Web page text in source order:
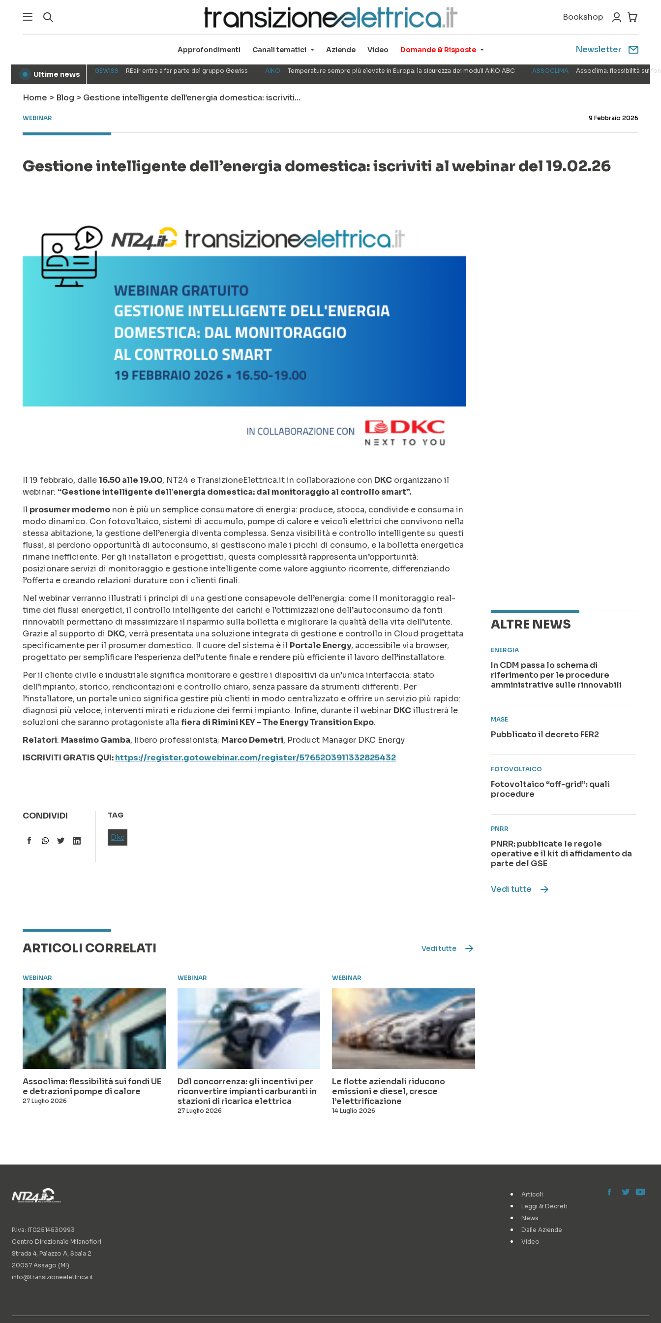
Bookshop
Approfondimenti Canali tematici Aziende Video Domande & Risposte Newsletter
● Ultime news GEWISS REair entra a far parte del gruppo Gewiss AIKO Temperature sempre più elevate in Europa: la sicurezza dei moduli AIKO ABC ASSOCLIMA Assoclima: flessibilità sui
Home > Blog > Gestione intelligente dell’energia domestica: iscriviti…
WEBINAR 9 Febbraio 2026
Gestione intelligente dell’energia domestica: iscriviti al webinar del 19.02.26
Il 19 febbraio, dalle16.50 alle 19.00, NT24 e TransizioneElettrica.it in collaborazione con DKC organizzano il
webinar: “Gestione intelligente dell’energia domestica: dal monitoraggio al controllo smart”.
Il prosumer moderno non è più un semplice consumatore di energia: produce, stocca, condivide e consuma in
modo dinamico. Con fotovoltaico, sistemi di accumulo, pompe di calore e veicoli elettrici che convivono nella
stessa abitazione, la gestione dell’energia diventa complessa. Senza visibilità e controllo intelligente su questi
flussi, si perdono opportunità di autoconsumo, si gestiscono male i picchi di consumo, e la bolletta energetica
rimane inefficiente. Per gli installatori e progettisti, questa complessità rappresenta un’opportunità:
posizionare servizi di monitoraggio e gestione intelligente come valore aggiunto ricorrente, differenziando
l’offerta e creando relazioni durature con i clienti finali.
Nel webinar verranno illustrati i principi di una gestione consapevole dell’energia: come il monitoraggio real-
time dei flussi energetici, il controllo intelligente dei carichi e l’ottimizzazione dell’autoconsumo da fonti
rinnovabili permettano di massimizzare il risparmio sulla bolletta e migliorare la qualità della vita dell’utente.
Grazie al supporto di DKC, verrà presentata una soluzione integrata di gestione e controllo in Cloud progettata
specificamente per il prosumer domestico. Il cuore del sistema è il Portale Energy, accessibile via browser,
progettato per semplificare l’esperienza dell’utente finale e rendere più efficiente il lavoro dell’installatore.
Per il cliente civile e industriale significa monitorare e gestire i dispositivi da un’unica interfaccia: stato
dell’impianto, storico, rendicontazioni e controllo chiaro, senza passare da strumenti differenti. Per
l’installatore, un portale unico significa gestire più clienti in modo centralizzato e offrire un servizio più rapido:
diagnosi più veloce, interventi mirati e riduzione dei fermi impianto. Infine, durante il webinar DKCillustrerà le
soluzioni che saranno protagoniste alla fiera di Rimini KEY – The Energy Transition Expo.
Relatori: Massimo Gamba, libero professionista; Marco Demetri, Product Manager DKC Energy
ISCRIVITI GRATIS QUI:https://register.gotowebinar.com/register/5765203911332825432
CONDIVIDI TAG
Dkc
ALTRE NEWS
ENERGIA
In CDM passa lo schema di
riferimento per le procedure
amministrative sulle rinnovabili
MASE
Pubblicato il decreto FER2
FOTOVOLTAICO
Fotovoltaico “off-grid”: quali
procedure
PNRR
PNRR: pubblicate le regole
operative e il kit di affidamento da
parte del GSE
Vedi tutte
ARTICOLI CORRELATI Vedi tutte
WEBINAR
Assoclima: flessibilità sui fondi UE
e detrazioni pompe di calore
27 Luglio 2026
WEBINAR
Ddl concorrenza: gli incentivi per
riconvertire impianti carburanti in
stazioni di ricarica elettrica
27 Luglio 2026
WEBINAR
Le flotte aziendali riducono
emissioni e diesel, cresce
l’elettrificazione
14 Luglio 2026
P.Iva: IT02514530993
Centro Direzionale Milanofiori
Strada 4, Palazzo A, Scala 2
20057 Assago (MI)
info@transizioneelettrica.it
Articoli
Leggi & Decreti
News
Dalle Aziende
Video